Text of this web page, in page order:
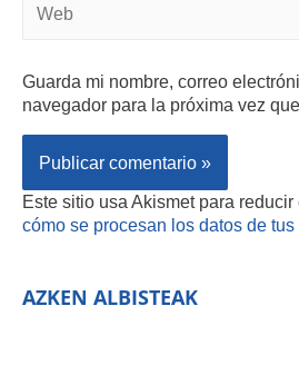
Guarda mi nombre, correo
navegador para la próxima vez
Este sitio usa Akismet para reducir
cómo se procesan los datos de
AZKEN ALBISTEAK